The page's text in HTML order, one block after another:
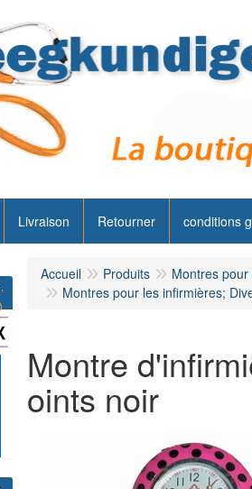
Livraison Retourner conditions
Accueil Produits Montres
Montres pour les infirmières;
Montre
oints noir